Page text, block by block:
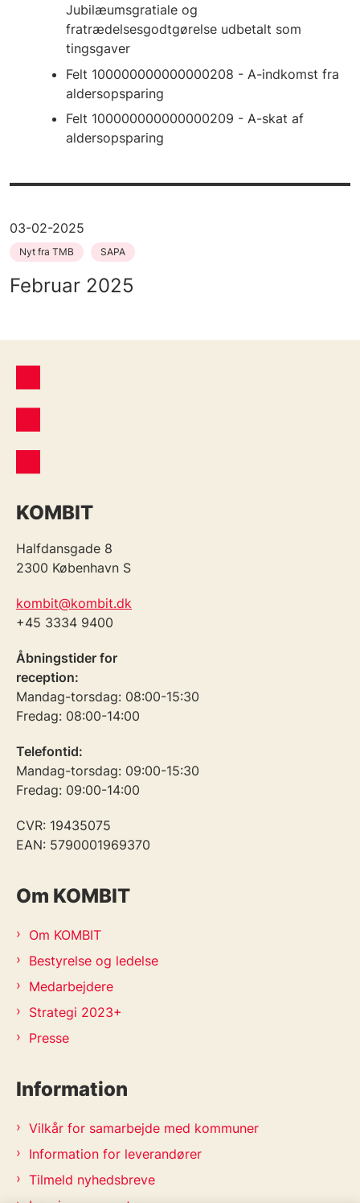
Jubilæumsgratiale og
fratrædelsesgodtgørelse udbetalt som
tingsgaver
Felt 100000000000000208 - A-indkomst fra
aldersopsparing
Felt 100000000000000209 - A-skat af
aldersopsparing
03-02-2025
Nyt fra TMB SAPA
Februar 2025
KOMBIT
Halfdansgade 8
2300 København S
kombit@kombit.dk
+45 3334 9400
Åbningstider for
reception:
Mandag-torsdag: 08:00-15:30
Fredag: 08:00-14:00
Telefontid:
Mandag-torsdag: 09:00-15:30
Fredag: 09:00-14:00
CVR: 19435075
EAN: 5790001969370
Om KOMBIT
Om KOMBIT
Bestyrelse og ledelse
Medarbejdere
Strategi 2023+
Presse
Information
Vilkår for samarbejde med kommuner
Information for leverandører
Tilmeld nyhedsbreve